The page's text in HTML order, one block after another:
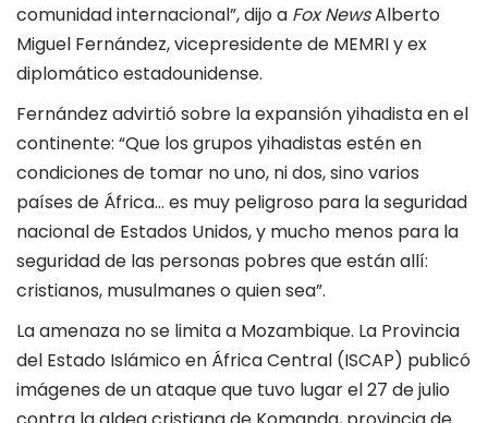
comunidad internacional”, dijo a Fox NewsAlberto
Miguel Fernández, vicepresidente de MEMRI y ex
diplomático estadounidense.
Fernández advirtió sobre la expansión yihadista en el
continente: “Que los grupos yihadistas estén en
condiciones de tomar no uno, ni dos, sino varios
países de África… es muy peligroso para la seguridad
nacional de Estados Unidos, y mucho menos para la
seguridad de las personas pobres que están allí:
cristianos, musulmanes o quien sea”.
La amenaza no se limita a Mozambique. La Provincia
del Estado Islámico en África Central (ISCAP) publicó
imágenes de un ataque que tuvo lugar el 27 de julio